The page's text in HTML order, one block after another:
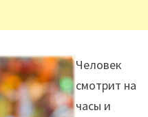
Человек
смотрит на
часы и